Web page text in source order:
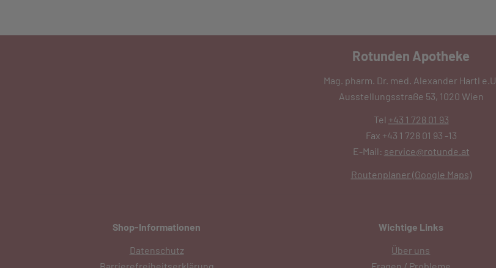
Rotunden Apotheke
Mag. pharm. Dr. med. Alexander Hartl e.U.
Ausstellungsstraße 53, 1020 Wien
Tel +43 1 728 01 93
Fax +43 1 728 01 93 -13
E-Mail: service@rotunde.at
Routenplaner (Google Maps)
Shop-Informationen
Datenschutz
Barrierefreiheitserklärung
Wichtige Links
Über uns
Fragen / Probleme